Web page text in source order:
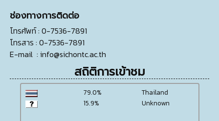
ช่องทางการติดต่อ
โทรศัพท์: 0-7536-7891
โทรสาร : 0-7536-7891
E-mail : info@sichontc.ac.th
สถิติการเข้าชม
79.0%
Thailand
15.9%
Unknown